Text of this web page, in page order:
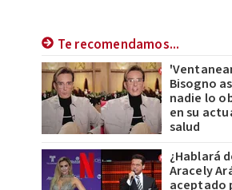
Te recomendamos...
Bisogno
nadie lo
en su
salud
¿Hablará
Aracely
aceptado